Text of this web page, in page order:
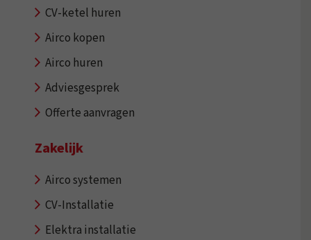
CV-ketel huren
Airco kopen
Airco huren
Adviesgesprek
Offerte aanvragen
Zakelijk
Airco systemen
CV-Installatie
Elektra installatie